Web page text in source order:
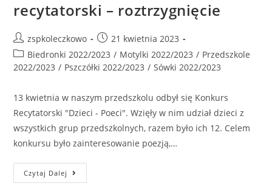
recytatorski – roztrzygnięcie
zspkoleczkowo
21 kwietnia 2023
Biedronki 2022/2023 / Motylki 2022/2023 / Przedszkole
2022/2023 / Pszczółki 2022/2023 / Sówki 2022/2023
13 kwietnia w naszym przedszkolu odbył się Konkurs
Recytatorski "Dzieci - Poeci". Wzięły w nim udział dzieci z
wszystkich grup przedszkolnych, razem było ich 12. Celem
konkursu było zainteresowanie poezją,…
Czytaj Dalej